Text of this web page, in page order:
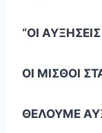
“ΟΙ
ΟΙ ΜΙΣΘΟΙ
ΘΕΛΟΥΜΕ